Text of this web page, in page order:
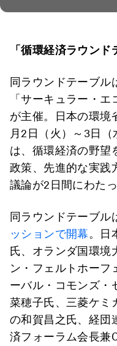
「循環経済ラウン
同ラウンドテーブル
「サーキュラー・エ
が主催。日本の環境
月2日（火）～3日
は、循環経済の野望
政策、先進的な実践
議論が2日間にわた
同ラウンドテーブル
ッションで開幕。日
氏、オランダ国環境
ン・フェルトホーフ
ーバル・コモンズ・
菜穂子氏、三菱ケミ
の和賀昌之氏、経団
済フォーラム会長兼